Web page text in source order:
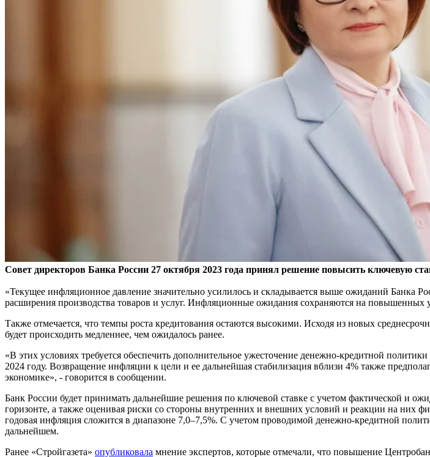
Совет директоров Банка России 27 октября 2023 года принял решение повысить ключевую
«Текущее инфляционное давление значительно усилилось и складывается выше ожиданий Банка
расширения производства товаров и услуг. Инфляционные ожидания сохраняются на повышенных
Также отмечается, что темпы роста кредитования остаются высокими. Исходя из новых
будет происходить медленнее, чем ожидалось ранее.
«В этих условиях требуется обеспечить дополнительное ужесточение денежно-кредитной
2024 году. Возвращение инфляции к цели и ее дальнейшая стабилизация вблизи 4% также
экономике», - говорится в сообщении.
Банк России будет принимать дальнейшие решения по ключевой ставке с учетом фактической и
горизонте, а также оценивая риски со стороны внутренних и внешних условий и реакции на них
годовая инфляция сложится в диапазоне 7,0–7,5%. С учетом проводимой денежно-кредитной
дальнейшем.
Ранее «Стройгазета» опубликовала мнение экспертов, которые отмечали, что повышение